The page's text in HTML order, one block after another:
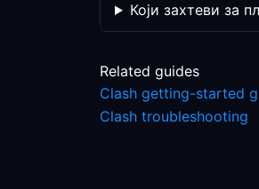
Који захтеви за
Related guides
Clash getting-started
Clash troubleshooting